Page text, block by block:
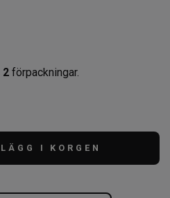
2 förpackningar.
LÄGG I KORGEN